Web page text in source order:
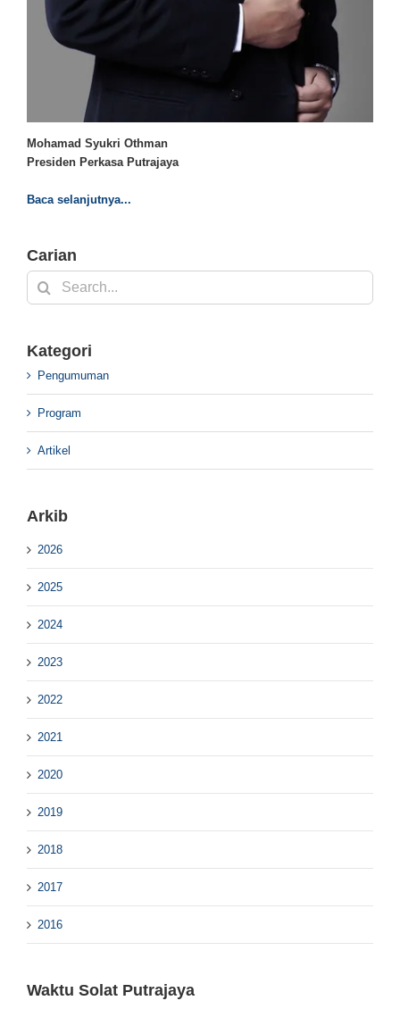
Mohamad Syukri Othman
Presiden Perkasa Putrajaya
Baca selanjutnya...
Carian
Search
for:
Kategori
Pengumuman
Program
Artikel
Arkib
2026
2025
2024
2023
2022
2021
2020
2019
2018
2017
2016
Waktu Solat Putrajaya